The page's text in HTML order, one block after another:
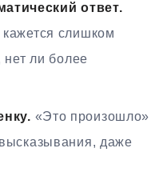
ответ.
слишком
нет ли более
«Это произошло»
даже